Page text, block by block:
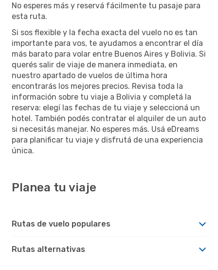
No esperes más y reservá fácilmente tu pasaje para
esta ruta.
Si sos flexible y la fecha exacta del vuelo no es tan
importante para vos, te ayudamos a encontrar el día
más barato para volar entre Buenos Aires y Bolivia. Si
querés salir de viaje de manera inmediata, en
nuestro apartado de vuelos de última hora
encontrarás los mejores precios. Revisa toda la
información sobre tu viaje a Bolivia y completá la
reserva: elegí las fechas de tu viaje y seleccioná un
hotel. También podés contratar el alquiler de un auto
si necesitás manejar. No esperes más. Usá eDreams
para planificar tu viaje y disfrutá de una experiencia
única.
Planea tu viaje
Rutas de vuelo populares
Rutas alternativas